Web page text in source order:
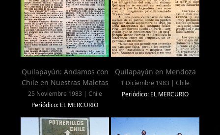
Quilapayún: Andamos con
Chile en Nuestras Maletas
25 Noviembre 1983 | Chile
Periódico: EL MERCURIO
Quilapayún en Mendoza
1 Diciembre 1983 | Chile
Periódico: EL MERCURIO